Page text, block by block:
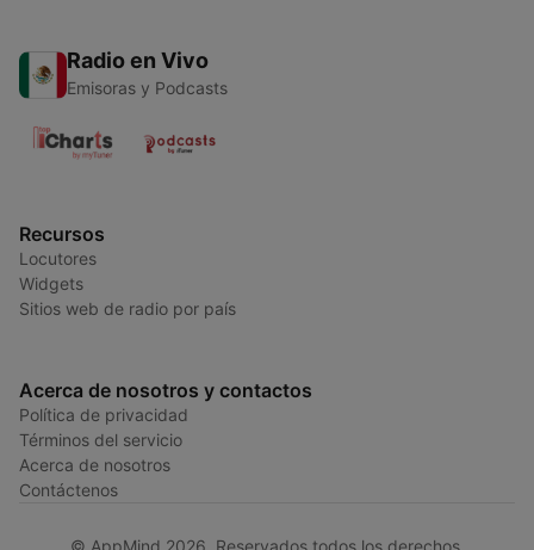
Radio en Vivo
Emisoras y Podcasts
Recursos
Locutores
Widgets
Sitios web de radio por país
Acerca de nosotros y contactos
Política de privacidad
Términos del servicio
Acerca de nosotros
Contáctenos
© AppMind 2026. Reservados todos los derechos.